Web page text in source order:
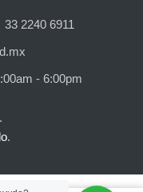
33 2240 6911
- 6:00pm
.
.